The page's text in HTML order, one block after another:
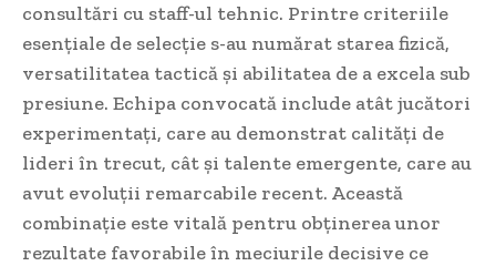
consultări cu staff-ul tehnic. Printre criteriile
esențiale de selecție s-au numărat starea fizică,
versatilitatea tactică și abilitatea de a excela sub
presiune. Echipa convocată include atât jucători
experimentați, care au demonstrat calități de
lideri în trecut, cât și talente emergente, care au
avut evoluții remarcabile recent. Această
combinație este vitală pentru obținerea unor
rezultate favorabile în meciurile decisive ce